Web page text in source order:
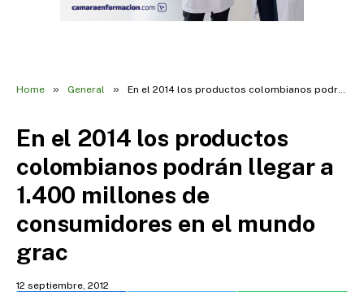
Home » General » En el 2014 los productos colombianos podrán llegar a 1.400 millones de consumidores en el mundo grac
En el 2014 los productos
colombianos podrán llegar a
1.400 millones de
consumidores en el mundo
grac
12 septiembre, 2012